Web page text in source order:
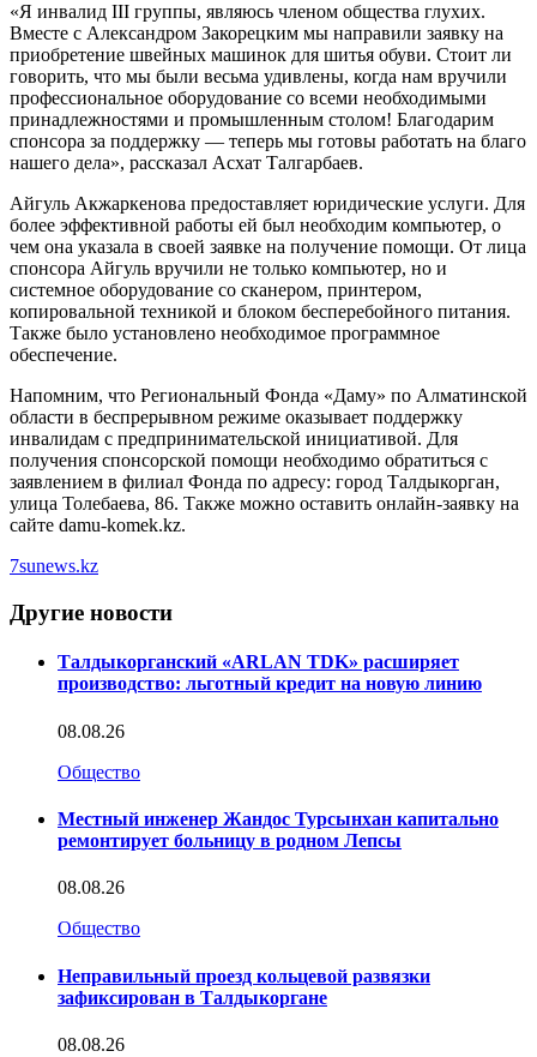
«Я инвалид III группы, являюсь членом общества глухих.
Вместе с Александром Закорецким мы направили заявку на
приобретение швейных машинок для шитья обуви. Стоит ли
говорить, что мы были весьма удивлены, когда нам вручили
профессиональное оборудование со всеми необходимыми
принадлежностями и промышленным столом! Благодарим
спонсора за поддержку — теперь мы готовы работать на благо
нашего дела», рассказал Асхат Талгарбаев.
Айгуль Акжаркенова предоставляет юридические услуги. Для
более эффективной работы ей был необходим компьютер, о
чем она указала в своей заявке на получение помощи. От лица
спонсора Айгуль вручили не только компьютер, но и
системное оборудование со сканером, принтером,
копировальной техникой и блоком бесперебойного питания.
Также было установлено необходимое программное
обеспечение.
Напомним, что Региональный Фонда «Даму» по Алматинской
области в беспрерывном режиме оказывает поддержку
инвалидам с предпринимательской инициативой. Для
получения спонсорской помощи необходимо обратиться с
заявлением в филиал Фонда по адресу: город Талдыкорган,
улица Толебаева, 86. Также можно оставить онлайн-заявку на
сайте damu-komek.kz.
7sunews.kz
Другие новости
Талдыкорганский «ARLAN TDK» расширяет
производство: льготный кредит на новую линию
08.08.26
Общество
Местный инженер Жандос Турсынхан капитально
ремонтирует больницу в родном Лепсы
08.08.26
Общество
Неправильный проезд кольцевой развязки
зафиксирован в Талдыкоргане
08.08.26